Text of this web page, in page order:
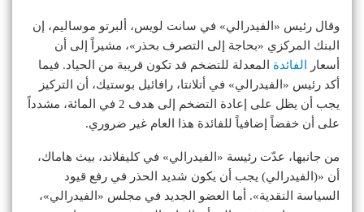
وقال رئيس «الفيدرالي» في سانت لويس، ألبرتو موساليم، إن
البنك المركزي «بحاجة إلى التصرف بحذر»، مشيراً إلى أن
أسعار
الفائدة المعدلة للتضخم قد تكون قريبة من الحياد. فيما
أكد رئيس «الفيدرالي» في أتلانتا، رافائيل بوستيك، أن التركيز
يجب أن يظل على إعادة التضخم إلى هدف 2 في المائة، مشدداً
على أن خفضاً إضافياً للفائدة هذا العام غير ضروري.
من جانبها، عدّت رئيسة «الفيدرالي» في كليفلاند، بيث هاماك،
أن «(الفيدرالي) يجب أن يكون شديد الحذر في رفع قيود
السياسة النقدية». أما العضو الجديد في مجلس «الفيدرالي»،